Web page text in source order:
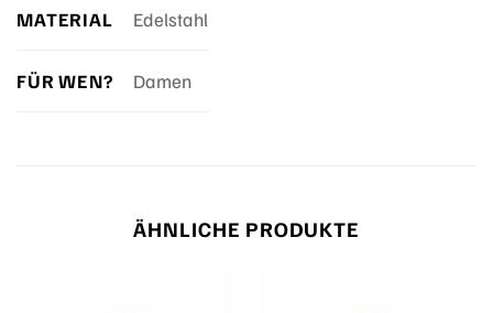
MATERIAL Edelstahl
FÜR WEN? Damen
ÄHNLICHE PRODUKTE